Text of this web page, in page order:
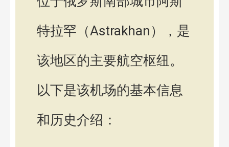
特拉罕（Astrakhan），是
该地区的主要航空枢纽。
以下是该机场的基本信息
和历史介绍：